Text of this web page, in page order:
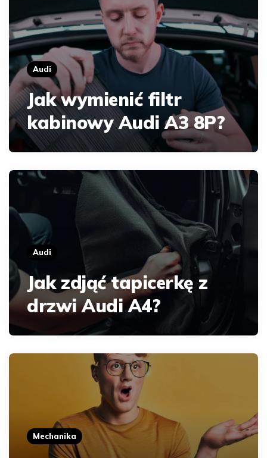
Audi
Jak wymienić filtr
kabinowy Audi A3 8P?
Audi
Jak zdjąć tapicerkę z
drzwi Audi A4?
Mechanika